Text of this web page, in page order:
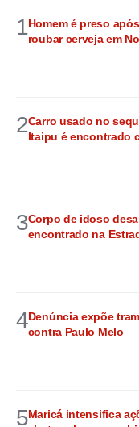
1Homem é preso
roubar cerveja em
2Carro usado no
Itaipu é encontrado
3Corpo de idoso
encontrado na
4Denúncia expõe
contra Paulo Melo
5Maricá intensifica